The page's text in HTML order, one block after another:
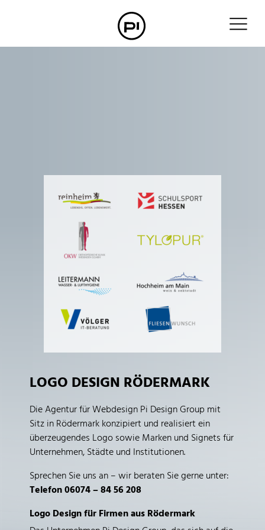
LOGO DESIGN RÖDERMARK
Die Agentur für Webdesign Pi Design Group mit
Sitz in Rödermark konzipiert und realisiert ein
überzeugendes Logo sowie Marken und Signets für
Unternehmen, Städte und Institutionen.
Sprechen Sie uns an – wir beraten Sie gerne unter:
Telefon 06074 – 84 56 208
Logo Design für Firmen aus Rödermark